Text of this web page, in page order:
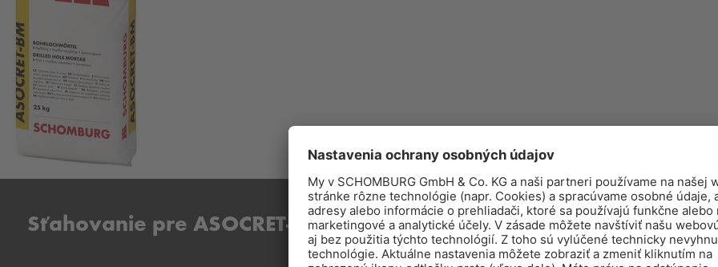
Sťahovanie pre ASOCRET-BM